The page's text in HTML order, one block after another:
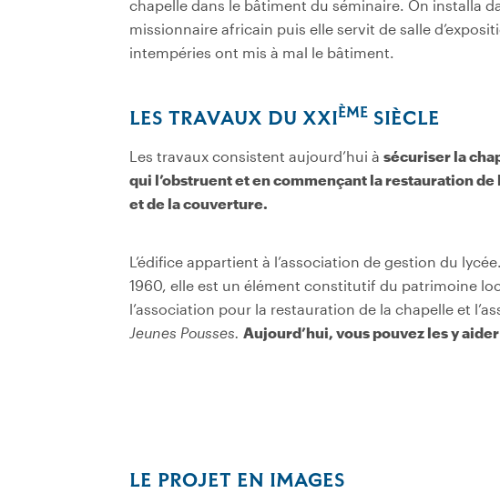
chapelle dans le bâtiment du séminaire. On installa
missionnaire africain puis elle servit de salle d’
intempéries ont mis à mal le bâtiment.
LES TRAVAUX DU XXIÈME SIÈCLE
Les travaux consistent aujourd’hui à sécuriser la
qui l’obstruent et en commençant la restauration
et de la couverture.
L ’édifice appartient à l’association de gestion du lycée.
1960, elle est un élément constitutif du patrimoine
l’association pour la restauration de la chapelle et
Jeunes Pousses. Aujourd’hui, vous pouvez les y
LE PROJET EN IMAGES